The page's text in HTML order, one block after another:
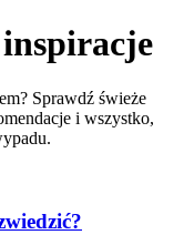
Sprawdź świeże
i wszystko,